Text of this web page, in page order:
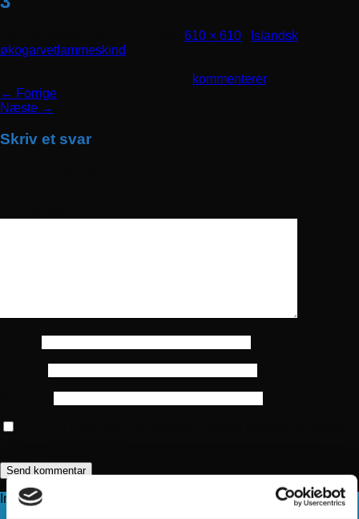
610 × 610
Islandsk
økogarvetlammeskind
kommenterer.
← Forrige
Næste →
Skriv et svar
Information